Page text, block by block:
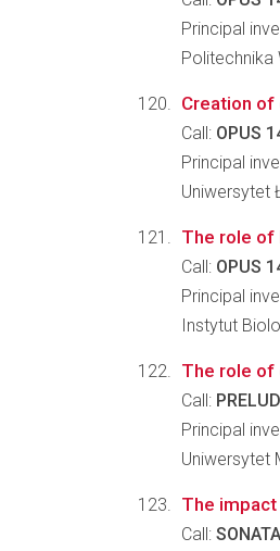
Principal
Politechnika
Creation
Call: OPUS
Principal
Uniwersytet
The role of
Call: OPUS
Principal
Instytut
The role of
Call:
Principal
Uniwersytet
The
Call: